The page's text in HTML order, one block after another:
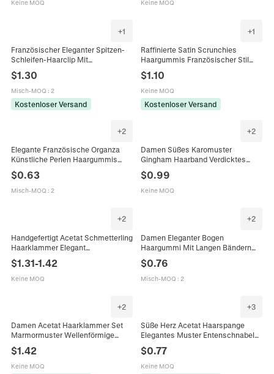
Keine MOQ Keine MOQ
+1
Französischer Eleganter Spitzen-
Schleifen-Haarclip Mit
Haarschmuck Für Damen Party
Dating
$1.30
Misch-MOQ : 2
Kostenloser Versand
+1
Raffinierte Satin Scrunchies
Haargummis Französischer Stil
Haarbänder Für Damen
Haarschmuck
$1.10
Keine MOQ
Kostenloser Versand
+2
Elegante Französische Organza
Künstliche Perlen Haargummis
Mesh Haarbänder Für Damen
Vintage Ästhetik Künstliche Perlen
Haarschmuck Für Täglich Dating
$0.63
Misch-MOQ : 2
+2
Damen Süßes Karomuster
Gingham Haarband Verdicktes
Stoff Haarband Frischer
Koreanischer Stil Haarschmuck
Täglich Dating Kopfschmuck
$0.99
Keine MOQ
+2
Handgefertigt Acetat Schmetterling
Haarklammer Elegant
Haarschmuck Für Damen Dating
Täglich
$1.31-1.42
Keine MOQ
+2
Damen Eleganter Bogen
Haargummi Mit Langen Bändern
Haarband Einfarbig Haarschmuck
Für Den Alltag
$0.76
Misch-MOQ : 2
+2
Damen Acetat Haarklammer Set
Marmormuster Wellenförmige
Haarnadel Matte Frosted
Buchstaben Haarschmuck
Seitenclip Für Den Alltag
$1.42
Keine MOQ
+3
Süße Herz Acetat Haarspange
Elegantes Muster Entenschnabel
Seitenclip Mode Haarnadel
Haarschmuck Für Den Täglichen
Gebrauch Damen
$0.77
Keine MOQ